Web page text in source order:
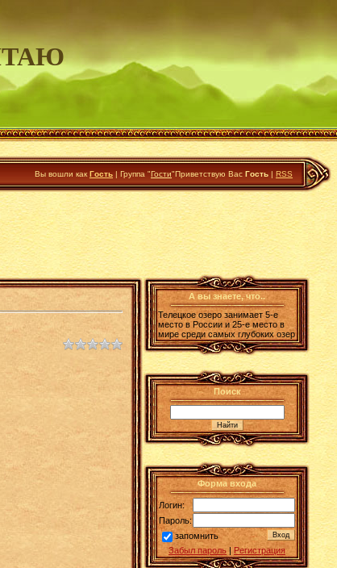
Вы вошли как Гость | Группа "Гости"Приветствую Вас Гость | RSS
А вы знаете, что..
Телецкое озеро занимает 5-е
место в России и 25-е место в
мире среди самых глубоких озер
Поиск
Форма входа
Логин:
Пароль:
запомнить
Забыл пароль | Регистрация